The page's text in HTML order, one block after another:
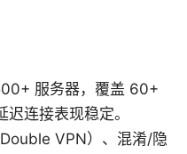
服务器，覆盖 60+
连接表现稳定。
VPN）、混淆/隐